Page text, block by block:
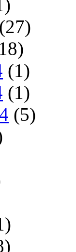
(27)
(1)
(1)
(5)